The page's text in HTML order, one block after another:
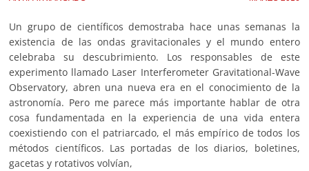
Un grupo de científicos demostraba hace unas semanas la
existencia de las ondas gravitacionales y el mundo entero
celebraba su descubrimiento. Los responsables de este
experimento llamado Laser Interferometer Gravitational-Wave
Observatory, abren una nueva era en el conocimiento de la
astronomía. Pero me parece más importante hablar de otra
cosa fundamentada en la experiencia de una vida entera
coexistiendo con el patriarcado, el más empírico de todos los
métodos científicos. Las portadas de los diarios, boletines,
gacetas y rotativos volvían,